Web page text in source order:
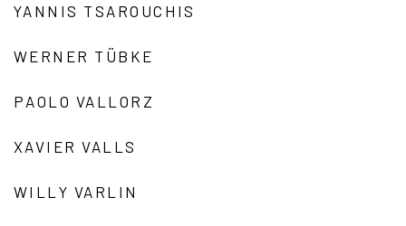
YANNIS TSAROUCHIS
WERNER TÜBKE
PAOLO VALLORZ
XAVIER VALLS
WILLY VARLIN